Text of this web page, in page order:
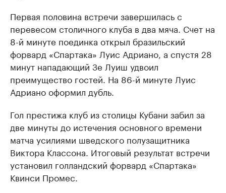
Первая половина встречи завершилась с
перевесом столичного клуба в два мяча. Счет на
8-й минуте поединка открыл бразильский
форвард «Спартака» Луис Адриано, а спустя 28
минут нападающий Зе Луиш удвоил
преимущество гостей. На 86-й минуте Луис
Адриано оформил дубль.
Гол престижа клуб из столицы Кубани забил за
две минуты до истечения основного времени
матча усилиями шведского полузащитника
Виктора Классона. Итоговый результат встречи
установил голландский форвард «Спартака»
Квинси Промес.